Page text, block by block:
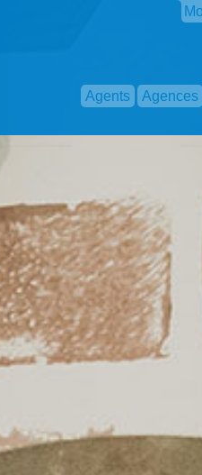
Agents Agences